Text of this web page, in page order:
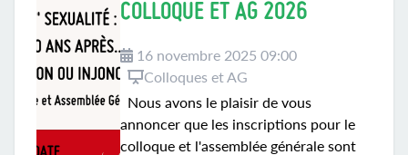
COLLOQUE ET AG 2026
16 novembre 2025 09:00
Colloques et AG
Nous avons le plaisir de vous
annoncer que les inscriptions pour le
colloque et l'assemblée générale sont